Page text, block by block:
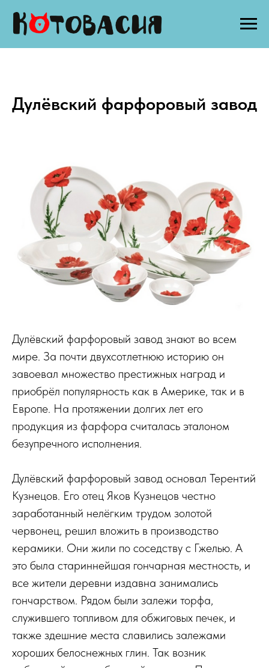
Дулёвский фарфоровый завод
Дулёвский фарфоровый завод знают во всем
мире. За почти двухсотлетнюю историю он
завоевал множество престижных наград и
приобрёл популярность как в Америке, так и в
Европе. На протяжении долгих лет его
продукция из фарфора считалась эталоном
безупречного исполнения.
Дулёвский фарфоровый завод основал Терентий
Кузнецов. Его отец Яков Кузнецов честно
заработанный нелёгким трудом золотой
червонец, решил вложить в производство
керамики. Они жили по соседству с Гжелью. А
это была стариннейшая гончарная местность, и
все жители деревни издавна занимались
гончарством. Рядом были залежи торфа,
служившего топливом для обжиговых печек, и
также здешние места славились залежами
хороших белоснежных глин. Так возник